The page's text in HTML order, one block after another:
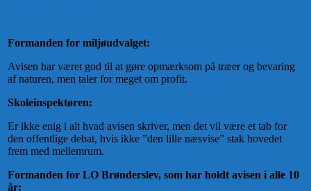
Formanden for miljøudvalget:
Avisen har været god til at gøre opmærksom på træer og bevaring
af naturen, men taler for meget om profit.
Skoleinspektøren:
Er ikke enig i alt hvad avisen skriver, men det vil være et tab for
den offentlige debat, hvis ikke ”den lille næsvise” stak hovedet
frem med mellemrum.
Formanden for LO Brønderslev, som har holdt avisen i alle 10
år: